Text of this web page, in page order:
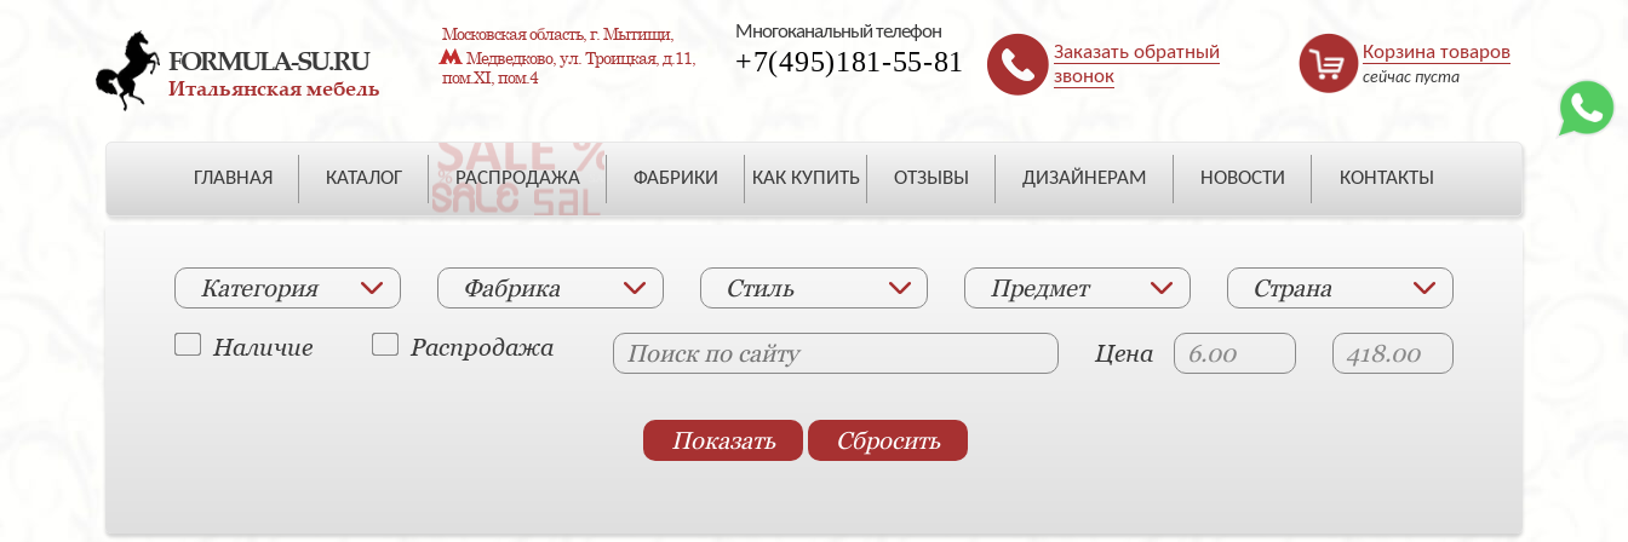
FORMULA-SU.RU
Итальянская мебель
Московская область, г. Мытищи,
Медведково, ул. Троицкая, д.11,
пом.XI, пом.4
Многоканальный телефон
+7(495)181-55-81
Заказать обратный
звонок
Корзина товаров
сейчас пуста
ГЛАВНАЯ КАТАЛОГ РАСПРОДАЖА ФАБРИКИ КАК КУПИТЬ ОТЗЫВЫ ДИЗАЙНЕРАМ НОВОСТИ КОНТАКТЫ
Категория Фабрика Стиль Предмет Страна
Наличие Распродажа Цена